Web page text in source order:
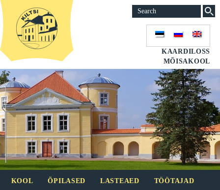
KAARDILOSS
MÕISAKOOL
KOOL ÕPILASED LASTEAED TÖÖTAJAD